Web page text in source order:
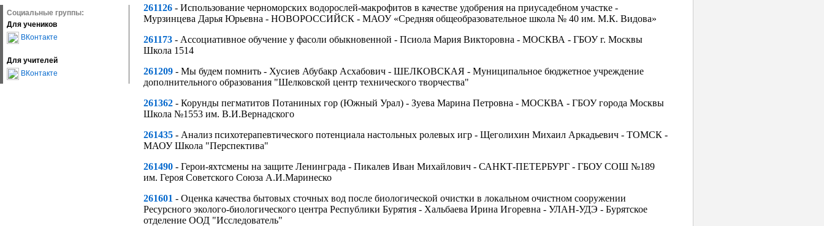
Социальные группы:
Для учеников
ВКонтакте
Для учителей
ВКонтакте
261126 - Использование черноморских водорослей-макрофитов в качестве удобрения на приусадебном участке -
Мурзинцева Дарья Юрьевна - НОВОРОССИЙСК - МАОУ «Средняя общеобразовательное школа № 40 им. М.К. Видова»
261173 - Ассоциативное обучение у фасоли обыкновенной - Псиола Мария Викторовна - МОСКВА - ГБОУ г. Москвы
Школа 1514
261209 - Мы будем помнить - Хусиев Абубакр Асхабович - ШЕЛКОВСКАЯ - Муниципальное бюджетное учреждение
дополнительного образования "Шелковской центр технического творчества"
261362 - Корунды пегматитов Потаниных гор (Южный Урал) - Зуева Марина Петровна - МОСКВА - ГБОУ города Москвы
Школа №1553 им. В.И.Вернадского
261435 - Анализ психотерапевтического потенциала настольных ролевых игр - Щеголихин Михаил Аркадьевич - ТОМСК -
МАОУ Школа "Перспектива"
261490 - Герои-яхтсмены на защите Ленинграда - Пикалев Иван Михайлович - САНКТ-ПЕТЕРБУРГ - ГБОУ СОШ №189
им. Героя Советского Союза А.И.Маринеско
261601 - Оценка качества бытовых сточных вод после биологической очистки в локальном очистном сооружении
Ресурсного эколого-биологического центра Республики Бурятия - Хальбаева Ирина Игоревна - УЛАН-УДЭ - Бурятское
отделение ООД "Исследователь"